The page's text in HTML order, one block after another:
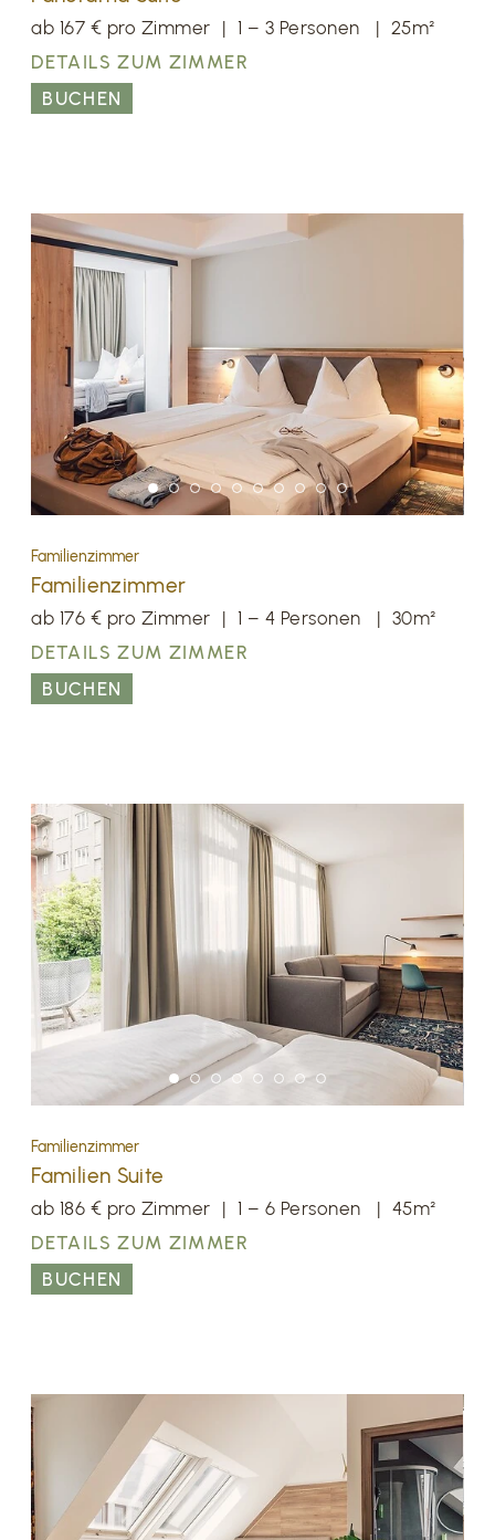
ab 167 € pro Zimmer | 1 – 3 Personen | 25m²
DETAILS ZUM ZIMMER
BUCHEN
Familienzimmer
Familienzimmer
ab 176 € pro Zimmer | 1 – 4 Personen | 30m²
DETAILS ZUM ZIMMER
BUCHEN
Familienzimmer
Familien Suite
ab 186 € pro Zimmer | 1 – 6 Personen | 45m²
DETAILS ZUM ZIMMER
BUCHEN